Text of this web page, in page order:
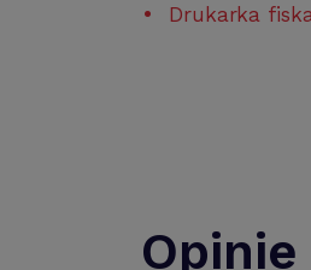
Drukarka
Opinie